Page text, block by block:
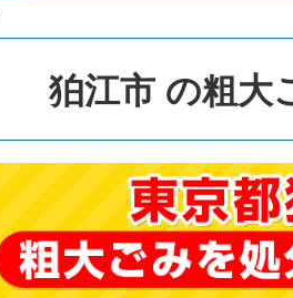
狛江市 の粗大